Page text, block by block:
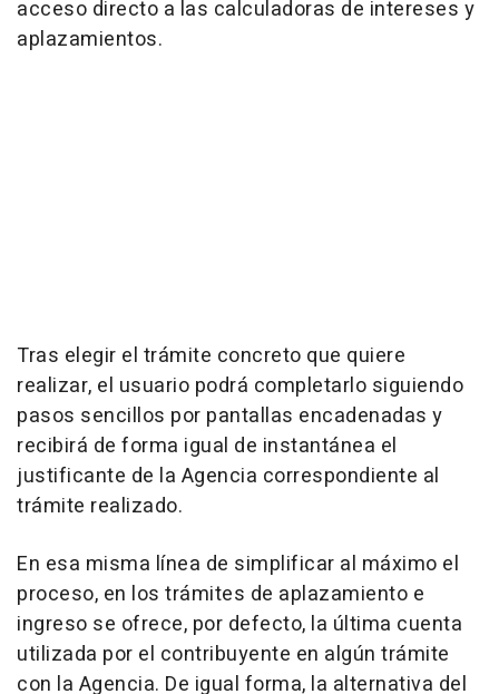
acceso directo a las calculadoras de intereses y
aplazamientos.
Tras elegir el trámite concreto que quiere
realizar, el usuario podrá completarlo siguiendo
pasos sencillos por pantallas encadenadas y
recibirá de forma igual de instantánea el
justificante de la Agencia correspondiente al
trámite realizado.
En esa misma línea de simplificar al máximo el
proceso, en los trámites de aplazamiento e
ingreso se ofrece, por defecto, la última cuenta
utilizada por el contribuyente en algún trámite
con la Agencia. De igual forma, la alternativa del